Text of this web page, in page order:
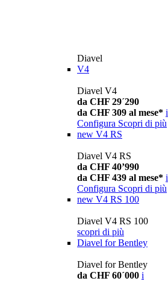
Diavel
V4
Diavel V4
da CHF 29´290
da CHF 309 al mese* i
Configura Scopri di più
new V4 RS
Diavel V4 RS
da CHF 40’990
da CHF 439 al mese* i
Configura Scopri di più
new V4 RS 100
Diavel V4 RS 100
scopri di più
Diavel for Bentley
Diavel for Bentley
da CHF 60´000 i